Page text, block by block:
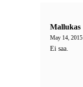
Mallukas
May 14, 2015
Ei saa.